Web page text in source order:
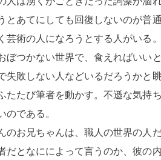
とあてにしても回復しないのが普
芸術の人になろうとする人がいる
ぼつかない世界で、食えればいい
失敗しない人などいるだろうかと
たたび筆者を動かす。不遜な気持
のである。
のお兄ちゃんは、職人の世界の人
だとなにによって言うのか、彼の